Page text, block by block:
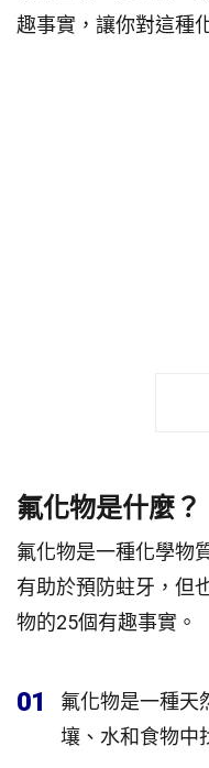
趣事實，讓你對這種
氟化物是什麼？
氟化物是一種化學物
有助於預防蛀牙，但
物的25個有趣事實。
01
氟化物是一種天
壤、水和食物中